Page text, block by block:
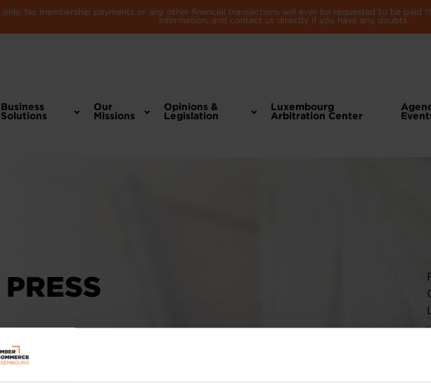
No membership payments or any other financial transactions will ever be requested to be paid
information, and contact us directly if you have any doubts.
Business
Solutions
Our
Missions
Opinions &
Legislation
Luxembourg
Arbitration Center